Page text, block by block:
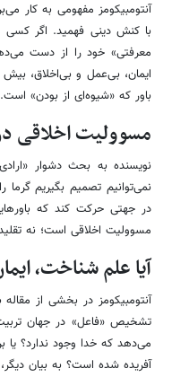
با کنش دینی فهمید. اگر کسی
معرفتی» خود را از دست
ایمان، بی‌عمل و بی‌اخلاق،
باور که «شیوه‌ای از بودن» است.
مسوولیت اخلاقی
نویسنده به بحث دشوار
نمی‌توانیم تصمیم بگیریم
در جهتی حرکت کند که
مسوولیت اخلاقی است؛ نه
آیا علم شناخت،
آنتومبیکومز در بخشی از
تشخیص «فاعل» در جهان
می‌دهد که خدا وجود ندارد؟ یا
آفریده شده است؟ به بیان